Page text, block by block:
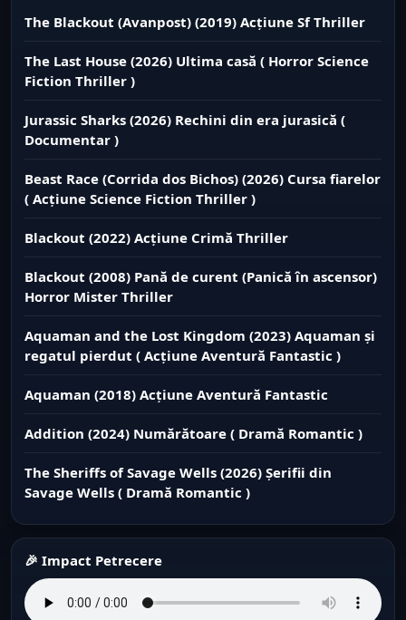
The Blackout (Avanpost) (2019) Acțiune Sf Thriller
The Last House (2026) Ultima casă ( Horror Science
Fiction Thriller )
Jurassic Sharks (2026) Rechini din era jurasică (
Documentar )
Beast Race (Corrida dos Bichos) (2026) Cursa fiarelor
( Acțiune Science Fiction Thriller )
Blackout (2022) Acțiune Crimă Thriller
Blackout (2008) Pană de curent (Panică în ascensor)
Horror Mister Thriller
Aquaman and the Lost Kingdom (2023) Aquaman și
regatul pierdut ( Acțiune Aventură Fantastic )
Aquaman (2018) Acțiune Aventură Fantastic
Addition (2024) Numărătoare ( Dramă Romantic )
The Sheriffs of Savage Wells (2026) Șerifii din
Savage Wells ( Dramă Romantic )
🎉 Impact Petrecere